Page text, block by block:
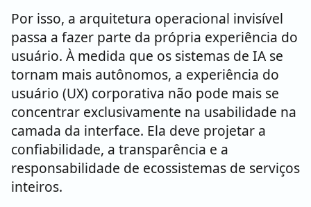
Por isso, a arquitetura operacional invisível
passa a fazer parte da própria experiência do
usuário. À medida que os sistemas de IA se
tornam mais autônomos, a experiência do
usuário (UX) corporativa não pode mais se
concentrar exclusivamente na usabilidade na
camada da interface. Ela deve projetar a
confiabilidade, a transparência e a
responsabilidade de ecossistemas de serviços
inteiros.